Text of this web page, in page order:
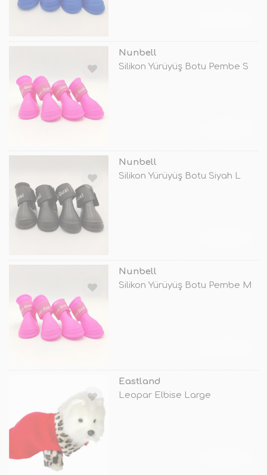
Nunbell
Silikon Yürüyüş Botu Pembe S
Nunbell
Silikon Yürüyüş Botu Siyah L
Nunbell
Silikon Yürüyüş Botu Pembe M
Eastland
Leopar Elbise Large